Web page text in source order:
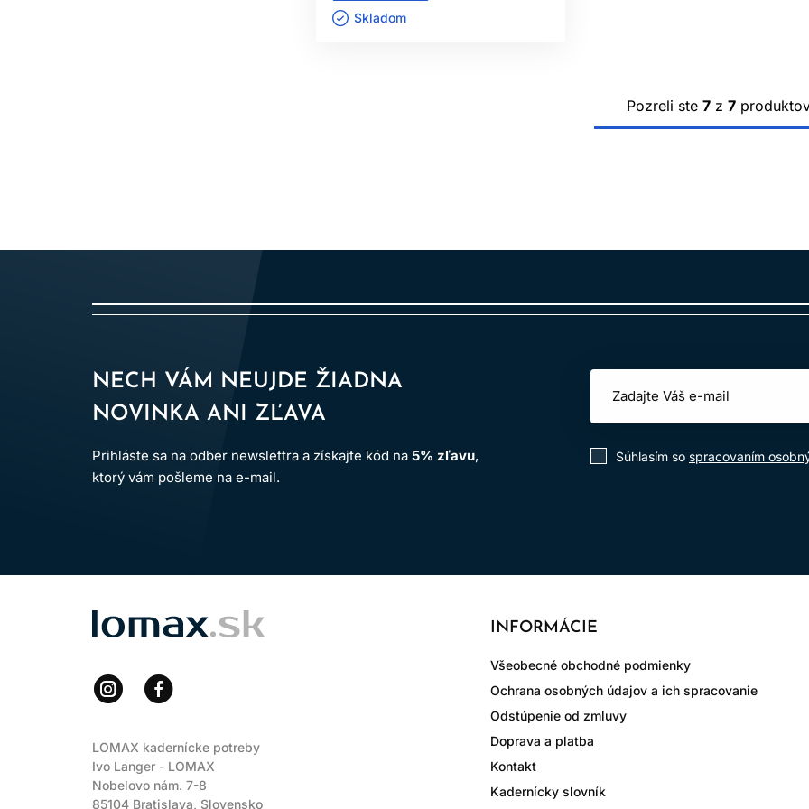
vhodné ochranné pomôcky a určený prípravok. Ak sa chemikália dostane do očí alebo na
STAČÍ POVRCH NASTRIEKAŤ A HNEĎ
Nie, pokiaľ to výrobca výslovne neurčuje. Miešanie môže byť
Skladom ㅤ
Pozreli ste 7 z 7
NECH VÁM NEUJDE ŽIADNA
NOVINKA ANI ZĽAVA
Prihláste sa na odber newslettra a získajte kód na 5% zľavu,
ktorý vám pošleme na e-mail.
Súhlasím so spracovaním
LOMAX
LOMAX kadernícke potreby
Ivo Langer - LOMAX
Nobelovo nám. 7-8
85104 Bratislava, Slovensko
INFORMÁCIE
Všeobecné obchodné podmienky
Ochrana osobných údajov a ich spracovanie
Odstúpenie od zmluvy
Doprava a platba
Kontakt
Kadernícky slovník